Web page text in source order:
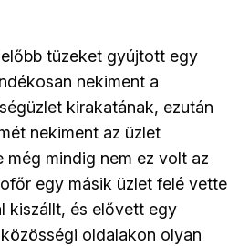
tüzeket gyújtott egy
nekiment a
kirakatának, ezután
nekiment az üzlet
még mindig nem ez volt az
egy másik üzlet felé vette
kiszállt, és elővett egy
oldalakon olyan